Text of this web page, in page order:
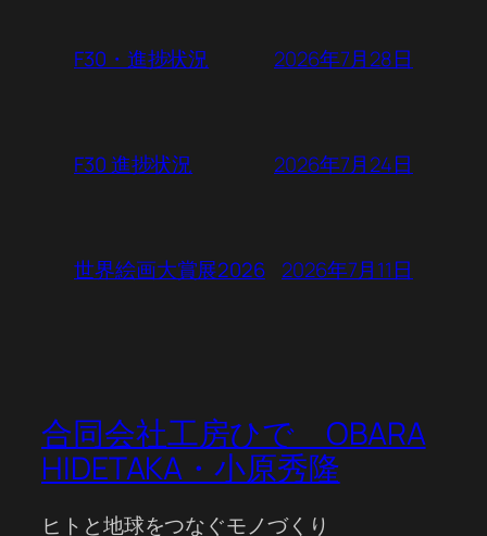
F30・進捗状況 2026年7月28日
F30 進捗状況 2026年7月24日
世界絵画大賞展2026 2026年7月11日
合同会社工房ひで OBARA
HIDETAKA・小原秀隆
ヒトと地球をつなぐモノづくり